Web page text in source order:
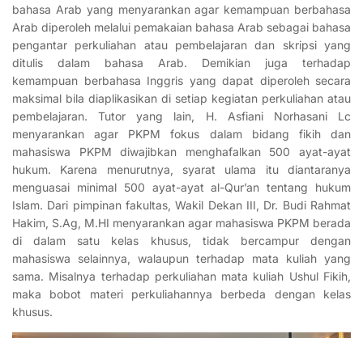
bahasa Arab yang menyarankan agar kemampuan berbahasa
Arab diperoleh melalui pemakaian bahasa Arab sebagai bahasa
pengantar perkuliahan atau pembelajaran dan skripsi yang
ditulis dalam bahasa Arab. Demikian juga terhadap
kemampuan berbahasa Inggris yang dapat diperoleh secara
maksimal bila diaplikasikan di setiap kegiatan perkuliahan atau
pembelajaran. Tutor yang lain, H. Asfiani Norhasani Lc
menyarankan agar PKPM fokus dalam bidang fikih dan
mahasiswa PKPM diwajibkan menghafalkan 500 ayat-ayat
hukum. Karena menurutnya, syarat ulama itu diantaranya
menguasai minimal 500 ayat-ayat al-Qur’an tentang hukum
Islam. Dari pimpinan fakultas, Wakil Dekan III, Dr. Budi Rahmat
Hakim, S.Ag, M.HI menyarankan agar mahasiswa PKPM berada
di dalam satu kelas khusus, tidak bercampur dengan
mahasiswa selainnya, walaupun terhadap mata kuliah yang
sama. Misalnya terhadap perkuliahan mata kuliah Ushul Fikih,
maka bobot materi perkuliahannya berbeda dengan kelas
khusus.